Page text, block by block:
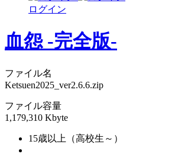
ログイン
血怨 -完全版-
ファイル名
Ketsuen2025_ver2.6.6.zip
ファイル容量
1,179,310 Kbyte
15歳以上（高校生～）